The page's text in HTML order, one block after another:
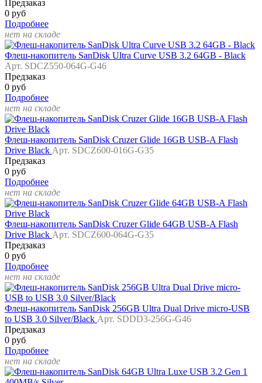
Предзаказ
0 руб
Подробнее
нет на складе
Флеш-накопитель SanDisk Ultra Curve USB 3.2 64GB - Black
Арт. SDCZ550-064G-G46
Предзаказ
0 руб
Подробнее
нет на складе
Флеш-накопитель SanDisk Cruzer Glide 16GB USB-A Flash
Drive Black Арт. SDCZ600-016G-G35
Предзаказ
0 руб
Подробнее
нет на складе
Флеш-накопитель SanDisk Cruzer Glide 64GB USB-A Flash
Drive Black Арт. SDCZ600-064G-G35
Предзаказ
0 руб
Подробнее
нет на складе
Флеш-накопитель SanDisk 256GB Ultra Dual Drive micro-USB
to USB 3.0 Silver/Black Арт. SDDD3-256G-G46
Предзаказ
0 руб
Подробнее
нет на складе